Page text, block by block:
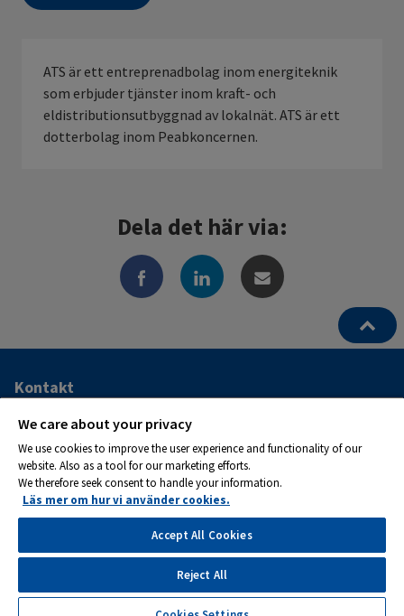
ATS är ett entreprenadbolag inom energiteknik
som erbjuder tjänster inom kraft- och
eldistributionsutbyggnad av lokalnät. ATS är ett
dotterbolag inom Peabkoncernen.
Dela det här via:
Ytterligare
information
och
kontaktuppgifter
Kontakt
ATS Kraftservice AB
Postadress:
Box 1282
262 24 Ängelholm
Tel 0581-133 20
We care about your privacy
We use cookies to improve the user experience and functionality of our
website. Also as a tool for our marketing efforts.
We therefore seek consent to handle your information.
Läs mer om hur vi använder cookies.
Accept All Cookies
Reject All